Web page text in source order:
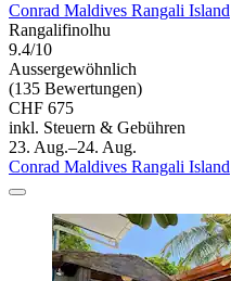
Conrad Maldives Rangali Island
Rangalifinolhu
9.4/10
Aussergewöhnlich
(135 Bewertungen)
CHF 675
inkl. Steuern & Gebühren
23. Aug.–24. Aug.
Conrad Maldives Rangali Island